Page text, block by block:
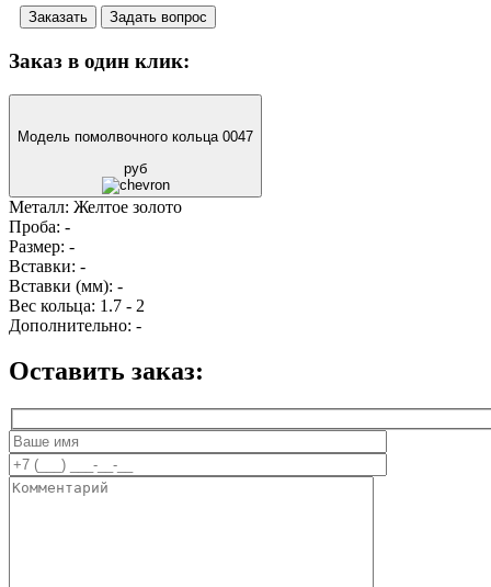
Заказать Задать вопрос
Заказ в один клик:
Модель помолвочного кольца 0047
руб
Металл: Желтое золото
Проба: -
Размер: -
Вставки: -
Вставки (мм): -
Вес кольца: 1.7 - 2
Дополнительно: -
Оставить заказ: